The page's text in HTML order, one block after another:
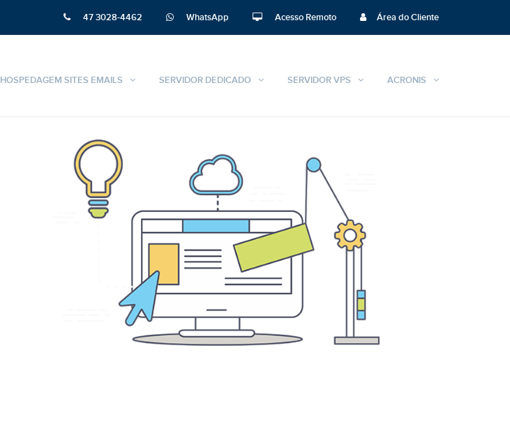
47 3028-4462 WhatsApp Acesso Remoto Área do Cliente
HOSPEDAGEM SITES EMAILS SERVIDOR DEDICADO SERVIDOR VPS ACRONIS